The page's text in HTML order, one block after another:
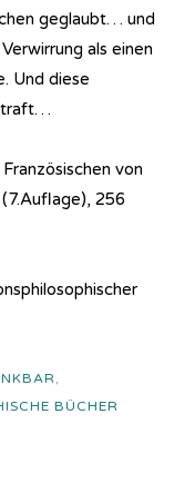
geglaubt… und
als einen
Und diese
von
256
,
BÜCHER